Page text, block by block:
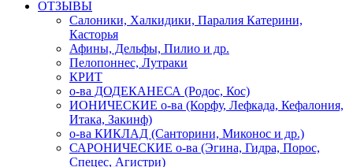
ОТЗЫВЫ
Салоники, Халкидики, Паралия Катерини,
Касторья
Афины, Дельфы, Пилио и др.
Пелопоннес, Лутраки
КРИТ
о-ва ДОДЕКАНЕСА (Родос, Кос)
ИОНИЧЕСКИЕ о-ва (Корфу, Лефкада, Кефалония,
Итака, Закинф)
о-ва КИКЛАД (Санторини, Миконос и др.)
САРОНИЧЕСКИЕ о-ва (Эгина, Гидра, Порос,
Спецес, Агистри)